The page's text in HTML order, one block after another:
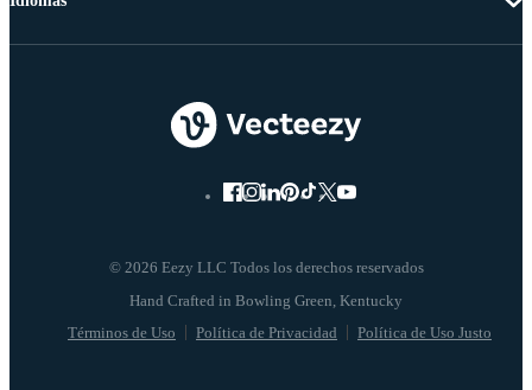
© 2026 Eezy LLC Todos los derechos reservados
Términos de Uso Política de Privacidad Política de Uso Justo